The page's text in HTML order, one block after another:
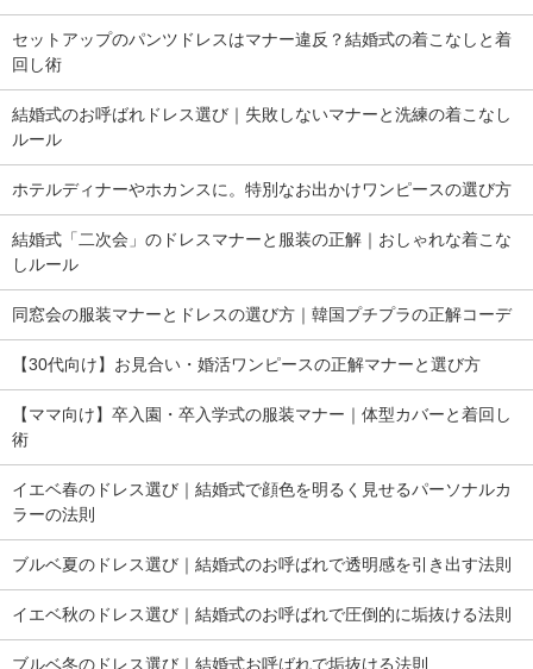
セットアップのパンツドレスはマナー違反？結婚式の着こなしと着
回し術
結婚式のお呼ばれドレス選び｜失敗しないマナーと洗練の着こなし
ルール
ホテルディナーやホカンスに。特別なお出かけワンピースの選び方
結婚式「二次会」のドレスマナーと服装の正解｜おしゃれな着こな
しルール
同窓会の服装マナーとドレスの選び方｜韓国プチプラの正解コーデ
【30代向け】お見合い・婚活ワンピースの正解マナーと選び方
【ママ向け】卒入園・卒入学式の服装マナー｜体型カバーと着回し
術
イエベ春のドレス選び｜結婚式で顔色を明るく見せるパーソナルカ
ラーの法則
ブルベ夏のドレス選び｜結婚式のお呼ばれで透明感を引き出す法則
イエベ秋のドレス選び｜結婚式のお呼ばれで圧倒的に垢抜ける法則
ブルベ冬のドレス選び｜結婚式お呼ばれで垢抜ける法則